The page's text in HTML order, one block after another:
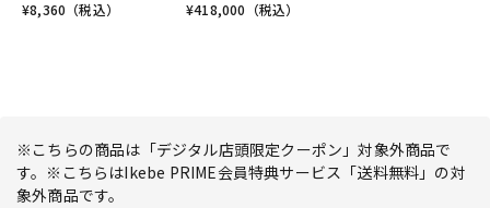
¥8,360 （税込）
¥418,000 （税込）
※こちらの商品は「デジタル店頭限定クーポン」対象外商品で
す。※こちらはIkebe PRIME会員特典サービス「送料無料」の対
象外商品です。